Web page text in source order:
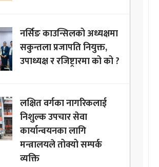
नर्सिङ काउन्सिलको अध्यक्षमा
सकुन्तला प्रजापति नियुक्त,
उपाध्यक्ष र रजिष्ट्रारमा को को ?
लक्षित वर्गका नागरिकलाई
निशुल्क उपचार सेवा
कार्यान्वयनका लागि
मन्त्रालयले तोक्यो सम्पर्क
व्यक्ति